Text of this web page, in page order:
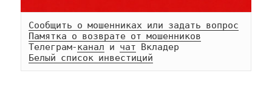
Сообщить о мошенниках или задать вопрос
Памятка о возврате от мошенников
Телеграм-канал и чат
Белый список инвестиций